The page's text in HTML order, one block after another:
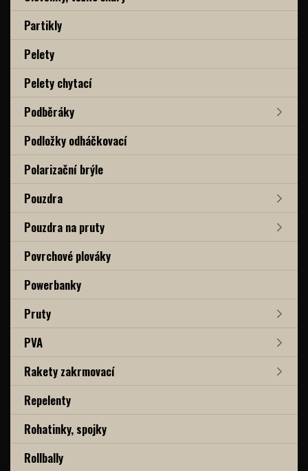
Partikly
Pelety
Pelety chytací
Podběráky
Podložky odháčkovací
Polarizační brýle
Pouzdra
Pouzdra na pruty
Povrchové plováky
Powerbanky
Pruty
PVA
Rakety zakrmovací
Repelenty
Rohatinky, spojky
Rollbally